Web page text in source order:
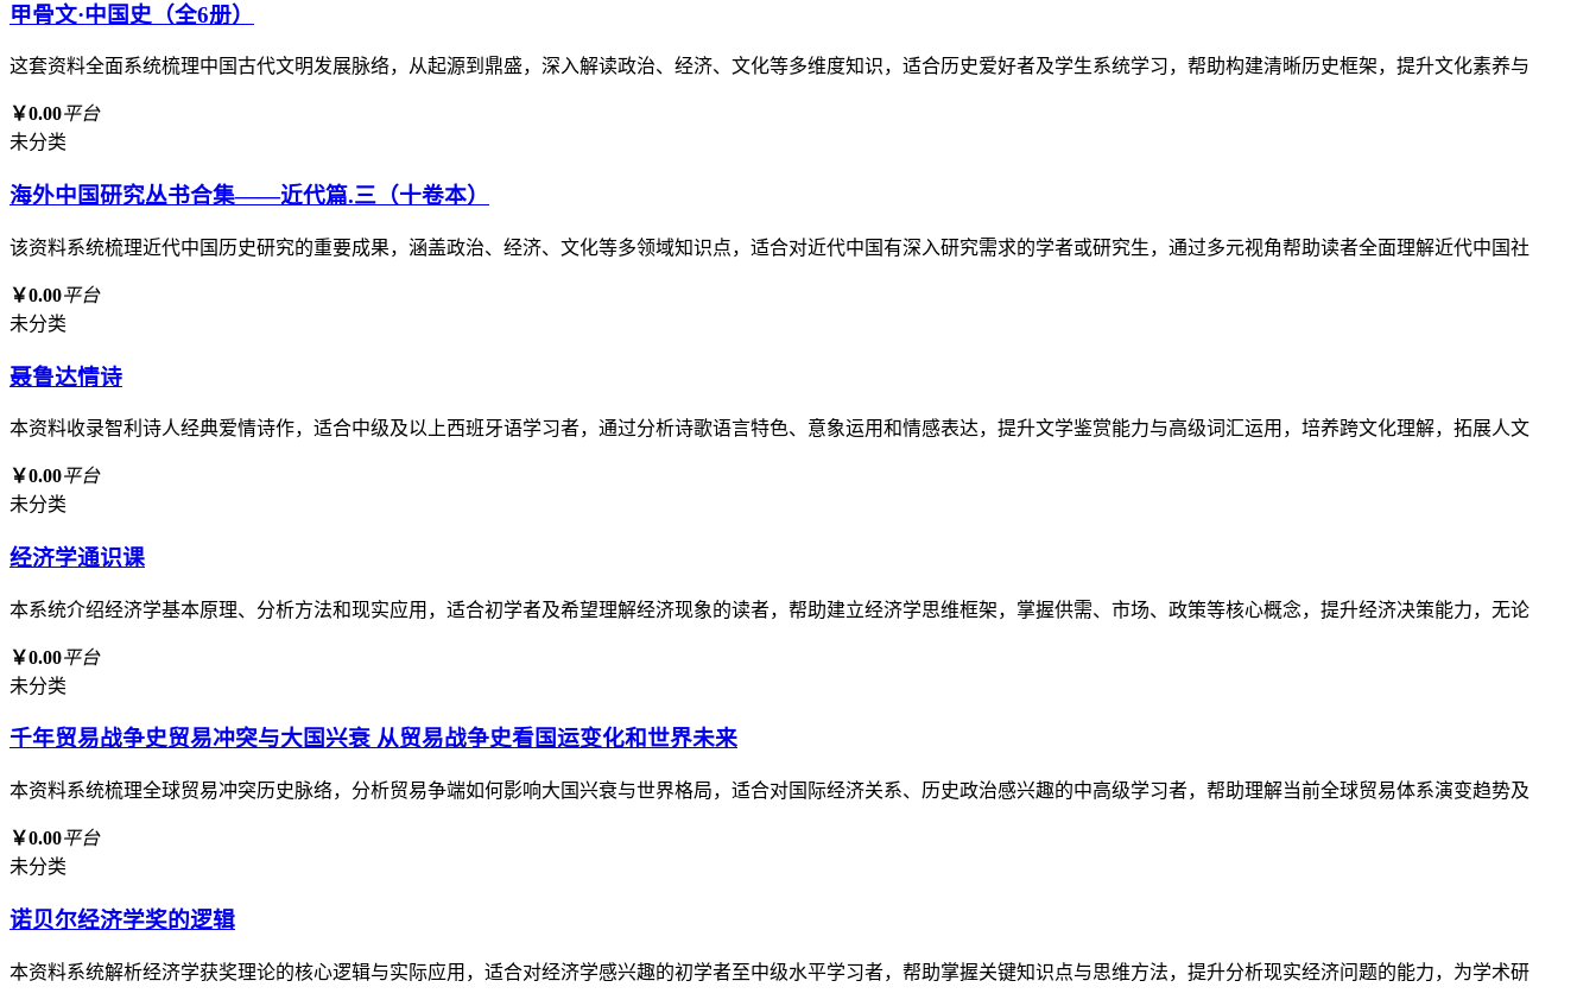
甲骨文·中国史（全6册）
这套资料全面系统梳理中国古代文明发展脉络，从起源到鼎盛，深入解读政治、经济、文化等多维度知识，适合历史爱好者及学生系统学习，帮助构建清晰历史框架，提升文化素养与
￥0.00平台
未分类
海外中国研究丛书合集——近代篇.三（十卷本）
该资料系统梳理近代中国历史研究的重要成果，涵盖政治、经济、文化等多领域知识点，适合对近代中国有深入研究需求的学者或研究生，通过多元视角帮助读者全面理解近代中国社
￥0.00平台
未分类
聂鲁达情诗
本资料收录智利诗人经典爱情诗作，适合中级及以上西班牙语学习者，通过分析诗歌语言特色、意象运用和情感表达，提升文学鉴赏能力与高级词汇运用，培养跨文化理解，拓展人文
￥0.00平台
未分类
经济学通识课
本系统介绍经济学基本原理、分析方法和现实应用，适合初学者及希望理解经济现象的读者，帮助建立经济学思维框架，掌握供需、市场、政策等核心概念，提升经济决策能力，无论
￥0.00平台
未分类
千年贸易战争史贸易冲突与大国兴衰 从贸易战争史看国运变化和世界未来
本资料系统梳理全球贸易冲突历史脉络，分析贸易争端如何影响大国兴衰与世界格局，适合对国际经济关系、历史政治感兴趣的中高级学习者，帮助理解当前全球贸易体系演变趋势及
￥0.00平台
未分类
诺贝尔经济学奖的逻辑
本资料系统解析经济学获奖理论的核心逻辑与实际应用，适合对经济学感兴趣的初学者至中级水平学习者，帮助掌握关键知识点与思维方法，提升分析现实经济问题的能力，为学术研